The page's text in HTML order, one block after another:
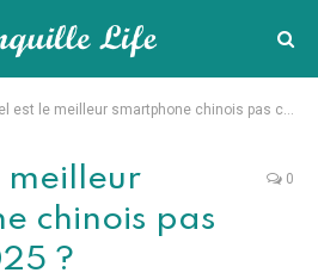
est le meilleur smartphone chinois pas cher en 2025 ?
meilleur
chinois pas
?
0